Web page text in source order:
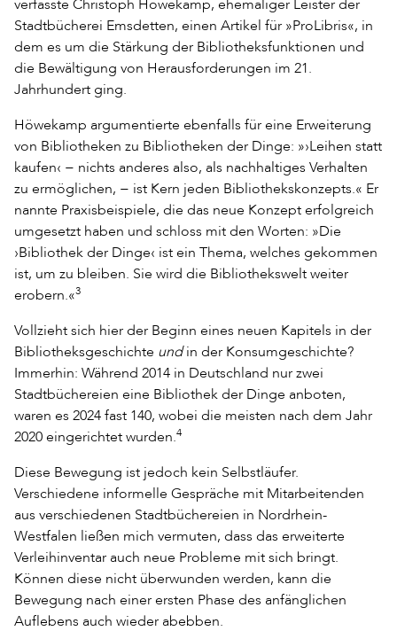
verfasste Christoph Höwekamp, ehemaliger Leister der
Stadtbücherei Emsdetten, einen Artikel für »ProLibris«, in
dem es um die Stärkung der Bibliotheksfunktionen und
die Bewältigung von Herausforderungen im 21.
Jahrhundert ging.
Höwekamp argumentierte ebenfalls für eine Erweiterung
von Bibliotheken zu Bibliotheken der Dinge: »›Leihen statt
kaufen‹ − nichts anderes also, als nachhaltiges Verhalten
zu ermöglichen, − ist Kern jeden Bibliothekskonzepts.« Er
nannte Praxisbeispiele, die das neue Konzept erfolgreich
umgesetzt haben und schloss mit den Worten: »Die
›Bibliothek der Dinge‹ ist ein Thema, welches gekommen
ist, um zu bleiben. Sie wird die Bibliothekswelt weiter
erobern.«3
Vollzieht sich hier der Beginn eines neuen Kapitels in der
Bibliotheksgeschichte undin der Konsumgeschichte?
Immerhin: Während 2014 in Deutschland nur zwei
Stadtbüchereien eine Bibliothek der Dinge anboten,
waren es 2024 fast 140, wobei die meisten nach dem Jahr
2020 eingerichtet wurden.4
Diese Bewegung ist jedoch kein Selbstläufer.
Verschiedene informelle Gespräche mit Mitarbeitenden
aus verschiedenen Stadtbüchereien in Nordrhein-
Westfalen ließen mich vermuten, dass das erweiterte
Verleihinventar auch neue Probleme mit sich bringt.
Können diese nicht überwunden werden, kann die
Bewegung nach einer ersten Phase des anfänglichen
Auflebens auch wieder abebben.